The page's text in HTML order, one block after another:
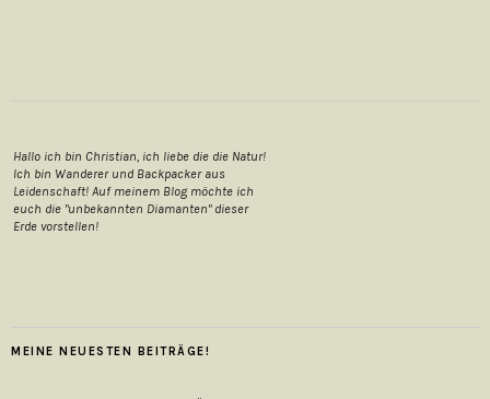
Hallo ich bin Christian, ich liebe die die Natur!
Ich bin Wanderer und Backpacker aus
Leidenschaft! Auf meinem Blog möchte ich
euch die "unbekannten Diamanten" dieser
Erde vorstellen!
MEINE NEUESTEN BEITRÄGE!